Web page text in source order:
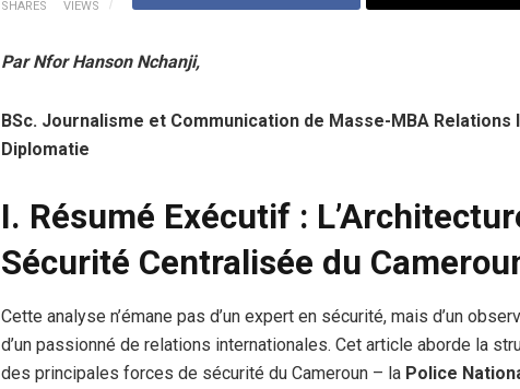
SHARES VIEWS
Par Nfor Hanson Nchanji,
BSc. Journalisme et Communication de Masse-MBA
Diplomatie
I. Résumé Exécutif :
Sécurité Centralisée du
Cette analyse n’émane pas d’un expert en sécurité, mais d’un
d’un passionné de relations internationales. Cet article aborde la
des principales forces de sécurité du Cameroun – la Police